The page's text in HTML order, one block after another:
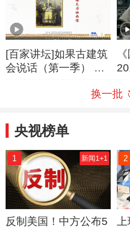
[百家讲坛]如果古建筑
会说话（第一季） 8
换一批
央视榜单
1 新闻1+1
反制美国！中方公布5
2